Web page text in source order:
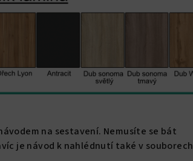
na sestavení. Nemusíte se bát
je návod k nahlédnutí také v